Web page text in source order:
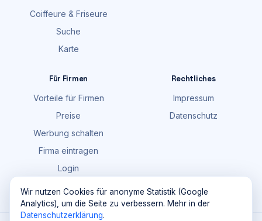
Coiffeure & Friseure
Suche
Karte
Für Firmen
Vorteile für Firmen
Preise
Werbung schalten
Firma eintragen
Login
Rechtliches
Impressum
Datenschutz
Wir nutzen Cookies für anonyme Statistik (Google
Analytics), um die Seite zu verbessern. Mehr in der
Datenschutzerklärung.